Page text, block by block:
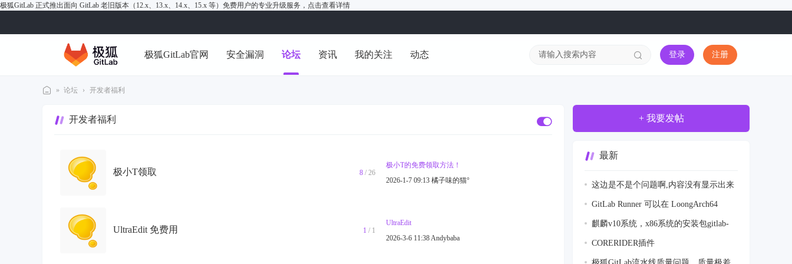
极狐GitLab 正式推出面向 GitLab 老旧版本（12.x、13.x、14.x、15.x 等）免费用户的专业升级服务， 点击查看详情
极狐GitLab官网 安全漏洞 论坛 资讯 我的关注 动态 登录 注册
» 论坛 › 开发者福利
开发者福利
极小T领取 8 / 26
极小T的免费领取方法！
2026-1-7 09:13 橘子味的猫°
UltraEdit 免费用 1 / 1
UltraEdit
2026-3-6 11:38Andybaba
+ 我要发帖
最新
这边是不是个问题啊,内容没有显示出来
GitLab Runner 可以在 LoongArch64
(loong6
麒麟v10系统，x86系统的安装包gitlab-
jh-17
CORERIDER插件